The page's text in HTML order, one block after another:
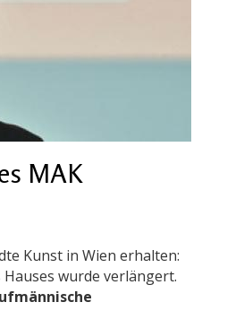
MAK
Kunst in Wien erhalten:
wurde verlängert.